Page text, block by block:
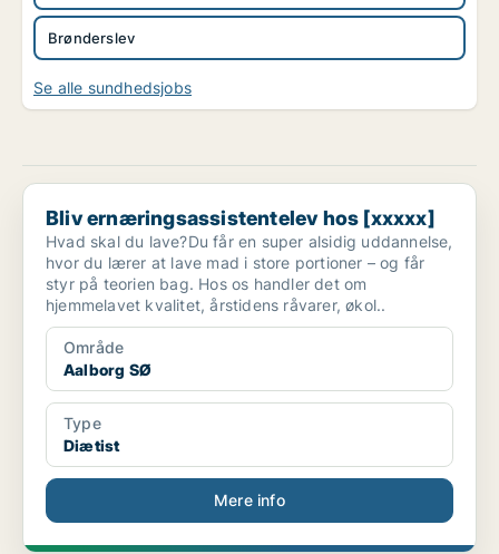
Brønderslev
Se alle sundhedsjobs
Bliv ernæringsassistentelev hos [xxxxx]
Bliv ernæringsassistentelev hos [xxxxx]
Hvad skal du lave?Du får en super alsidig uddannelse,
hvor du lærer at lave mad i store portioner – og får
styr på teorien bag. Hos os handler det om
hjemmelavet kvalitet, årstidens råvarer, økol..
Område
Aalborg SØ
Type
Diætist
Mere info